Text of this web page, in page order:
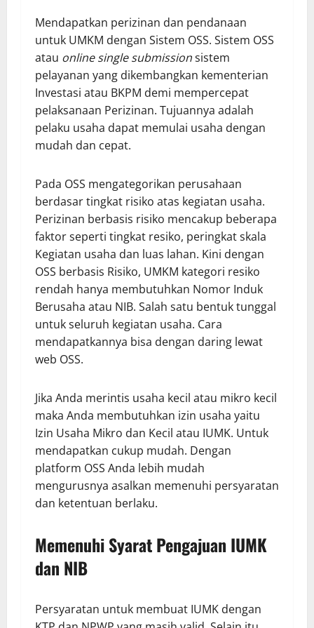
Mendapatkan perizinan dan pendanaan
untuk UMKM dengan Sistem OSS. Sistem OSS
atau online single submissionsistem
pelayanan yang dikembangkan kementerian
Investasi atau BKPM demi mempercepat
pelaksanaan Perizinan. Tujuannya adalah
pelaku usaha dapat memulai usaha dengan
mudah dan cepat.
Pada OSS mengategorikan perusahaan
berdasar tingkat risiko atas kegiatan usaha.
Perizinan berbasis risiko mencakup beberapa
faktor seperti tingkat resiko, peringkat skala
Kegiatan usaha dan luas lahan. Kini dengan
OSS berbasis Risiko, UMKM kategori resiko
rendah hanya membutuhkan Nomor Induk
Berusaha atau NIB. Salah satu bentuk tunggal
untuk seluruh kegiatan usaha. Cara
mendapatkannya bisa dengan daring lewat
web OSS.
Jika Anda merintis usaha kecil atau mikro kecil
maka Anda membutuhkan izin usaha yaitu
Izin Usaha Mikro dan Kecil atau IUMK. Untuk
mendapatkan cukup mudah. Dengan
platform OSS Anda lebih mudah
mengurusnya asalkan memenuhi persyaratan
dan ketentuan berlaku.
Memenuhi Syarat Pengajuan IUMK
dan NIB
Persyaratan untuk membuat IUMK dengan